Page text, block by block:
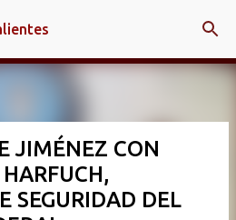
principal
JIMÉNEZ CON
SEGURIDAD DEL